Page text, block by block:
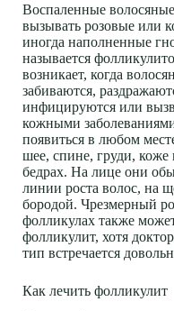
Воспаленные
вызывать розовые или
иногда наполненные
называется
возникает, когда
забиваются,
инфицируются или
кожными
появиться в любом
шее, спине, груди, коже
бедрах. На лице они
линии роста волос, на
бородой. Чрезмерный
фолликулах также
фолликулит, хотя
тип встречается
Как лечить фолликулит